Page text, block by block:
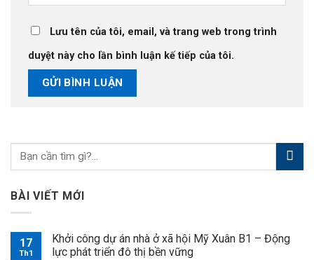
Lưu tên của tôi, email, và trang web trong trình
duyệt này cho lần bình luận kế tiếp của tôi.
BÀI VIẾT MỚI
17
Th1
Khởi công dự án nhà ở xã hội Mỹ Xuân B1 – Động
lực phát triển đô thị bền vững